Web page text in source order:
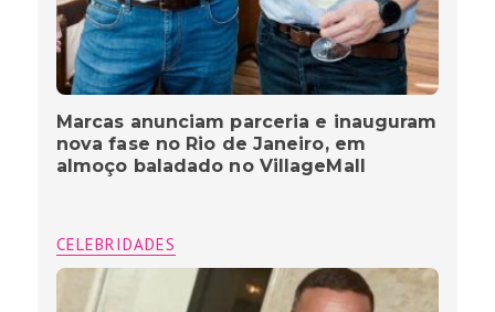
Marcas anunciam parceria e inauguram
nova fase no Rio de Janeiro, em
almoço baladado no VillageMall
CELEBRIDADES